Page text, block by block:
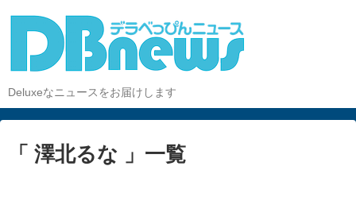
Deluxeなニュースをお届けします
「 澤北るな 」一覧